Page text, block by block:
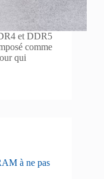
et DDR5
comme
qui
à ne pas